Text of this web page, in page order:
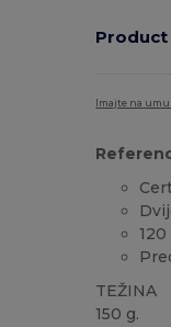
Imajte na
TEŽINA
150 g.